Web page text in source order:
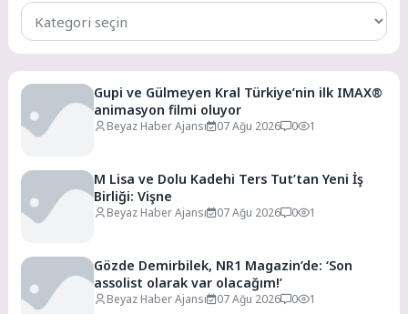
Tüm
Kategoriler
Gupi ve Gülmeyen Kral Türkiye’nin ilk IMAX®
animasyon filmi oluyor
Beyaz Haber Ajansı 07 Ağu 2026 0 1
M Lisa ve Dolu Kadehi Ters Tut’tan Yeni İş
Birliği: Vişne
Beyaz Haber Ajansı 07 Ağu 2026 0 1
Gözde Demirbilek, NR1 Magazin’de: ‘Son
assolist olarak var olacağım!’
Beyaz Haber Ajansı 07 Ağu 2026 0 1